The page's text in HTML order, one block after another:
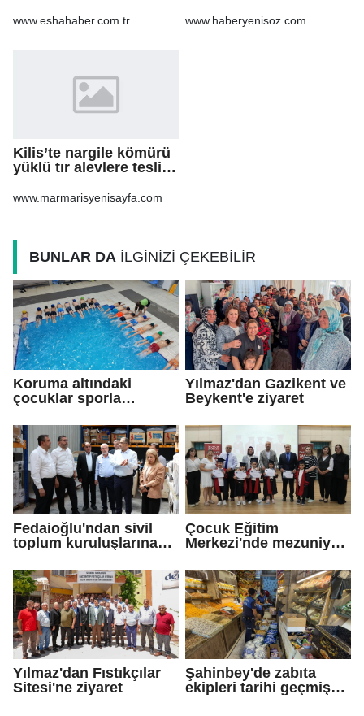
www.eshahaber.com.tr www.haberyenisoz.com
Kilis’te nargile kömürü
yüklü tır alevlere teslim
www.marmarisyenisayfa.com
BUNLAR DA İLGİNİZİ ÇEKEBİLİR
Koruma altındaki
çocuklar sporla
Yılmaz'dan Gazikent ve
Beykent'e ziyaret
Fedaioğlu'ndan sivil
toplum kuruluşlarına
Çocuk Eğitim
Merkezi'nde mezuniyet
Yılmaz'dan Fıstıkçılar
Sitesi'ne ziyaret
Şahinbey'de zabıta
ekipleri tarihi geçmiş